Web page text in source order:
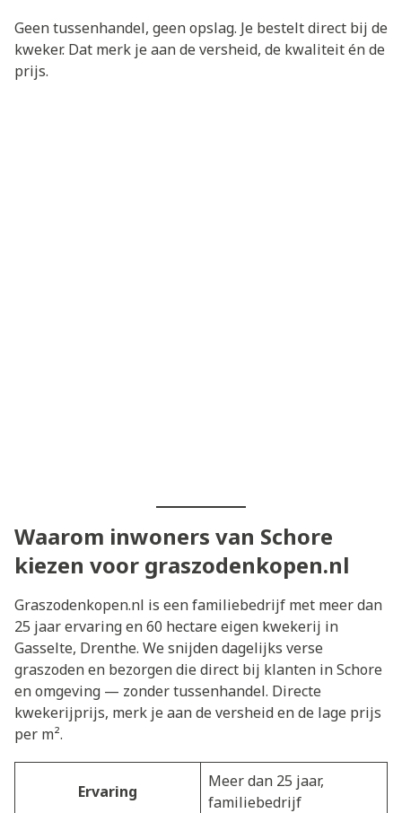
Geen tussenhandel, geen opslag. Je bestelt direct bij de
kweker. Dat merk je aan de versheid, de kwaliteit én de
prijs.
Waarom inwoners van Schore
kiezen voor graszodenkopen.nl
Graszodenkopen.nl is een familiebedrijf met meer dan
25 jaar ervaring en 60 hectare eigen kwekerij in
Gasselte, Drenthe. We snijden dagelijks verse
graszoden en bezorgen die direct bij klanten in Schore
en omgeving — zonder tussenhandel. Directe
kwekerijprijs, merk je aan de versheid en de lage prijs
per m².
Ervaring
Meer dan 25 jaar,
familiebedrijf